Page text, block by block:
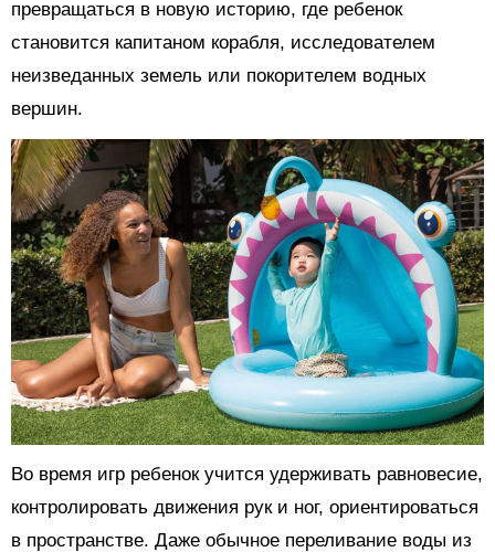
превращаться в новую историю, где ребенок
становится капитаном корабля, исследователем
неизведанных земель или покорителем водных
вершин.
Во время игр ребенок учится удерживать равновесие,
контролировать движения рук и ног, ориентироваться
в пространстве. Даже обычное переливание воды из